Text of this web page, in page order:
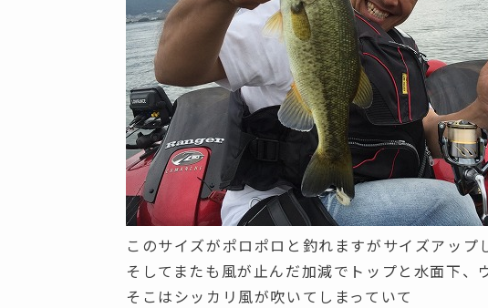
このサイズがポロポロと釣れますがサイズアップ
そしてまたも風が止んだ加減でトップと水面下、
そこはシッカリ風が吹いてしまっていて